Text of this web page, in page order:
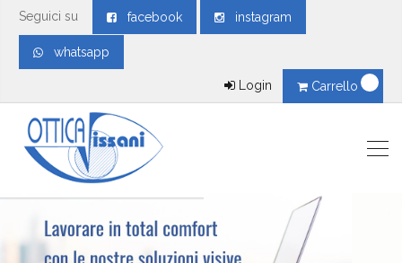
Seguici su facebook instagram
whatsapp
Carrello
Login